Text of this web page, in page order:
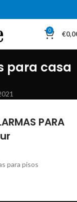
0 €
para casa
PARA
para pisos